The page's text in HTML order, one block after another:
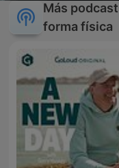
Más
forma física